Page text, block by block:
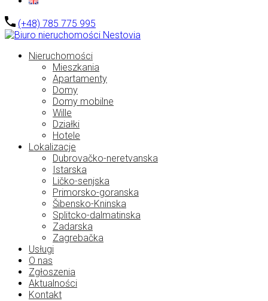
(+48) 785 775 995
Nieruchomości
Mieszkania
Apartamenty
Domy
Domy mobilne
Wille
Działki
Hotele
Lokalizacje
Dubrovačko-neretvanska
Istarska
Ličko-senjska
Primorsko-goranska
Šibensko-Kninska
Splitcko-dalmatinska
Zadarska
Zagrebačka
Usługi
O nas
Zgłoszenia
Aktualności
Kontakt